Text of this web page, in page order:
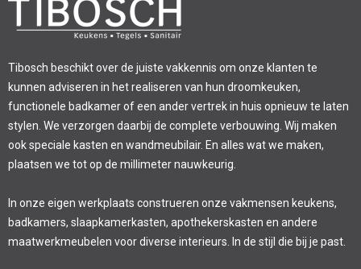
Tibosch beschikt over de juiste vakkennis om onze klanten te
kunnen adviseren in het realiseren van hun droomkeuken,
functionele badkamer of een ander vertrek in huis opnieuw te laten
stylen. We verzorgen daarbij de complete verbouwing. Wij maken
ook speciale kasten en wandmeubilair. En alles wat we maken,
plaatsen we tot op de millimeter nauwkeurig.
In onze eigen werkplaats construeren onze vakmensen keukens,
badkamers, slaapkamerkasten, apothekerskasten en andere
maatwerkmeubelen voor diverse interieurs. In de stijl die bij je past.